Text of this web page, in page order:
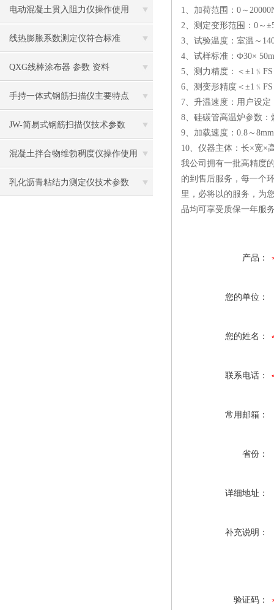
电动混凝土贯入阻力仪操作使用
线热膨胀系数测定仪符合标准
QXG线棒涂布器 参数 资料
手持一体式钢筋扫描仪主要特点
JW-简易式钢筋扫描仪技术参数
混凝土拌合物维勃稠度仪操作使用
乳化沥青粘结力测定仪技术参数
1、加荷范围：0～
2、测定变形范围：0～
3、试验温度：室温～
4、试样标准：Ф30×
5、测力精度：＜±1﹪FS
6、测变形精度＜±1﹪FS
7、升温速度：用户设
8、硅碳管高温炉参数
9、加载速度：0.8～
10、仪器主体：长×宽×
我公司拥有一批高精度
的到售后服务，每一个
里，必将以的服务，为
品均可享受质保一年服
产品：
您的单位：
您的姓名：
联系电话：
常用邮箱：
省份：
详细地址：
补充说明：
验证码：